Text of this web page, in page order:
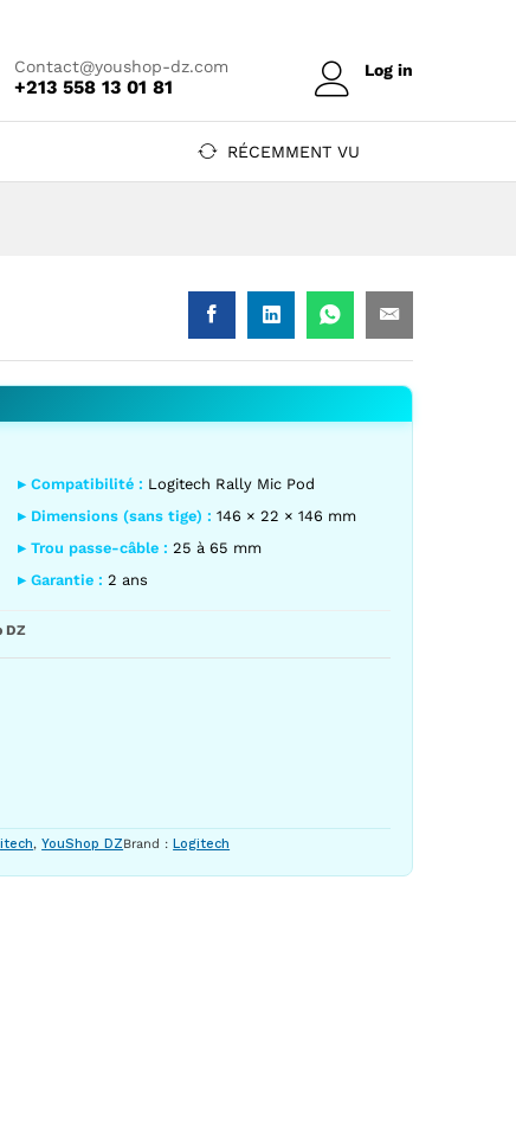
Contact@youshop-dz.com
+213 558 13 01 81
Log in
RÉCEMMENT VU
▸ Compatibilité : Logitech Rally Mic Pod
▸ Dimensions (sans tige) : 146 × 22 × 146 mm
▸ Trou passe-câble : 25 à 65 mm
▸ Garantie : 2 ans
DZ
,YouShop DZBrand :Logitech